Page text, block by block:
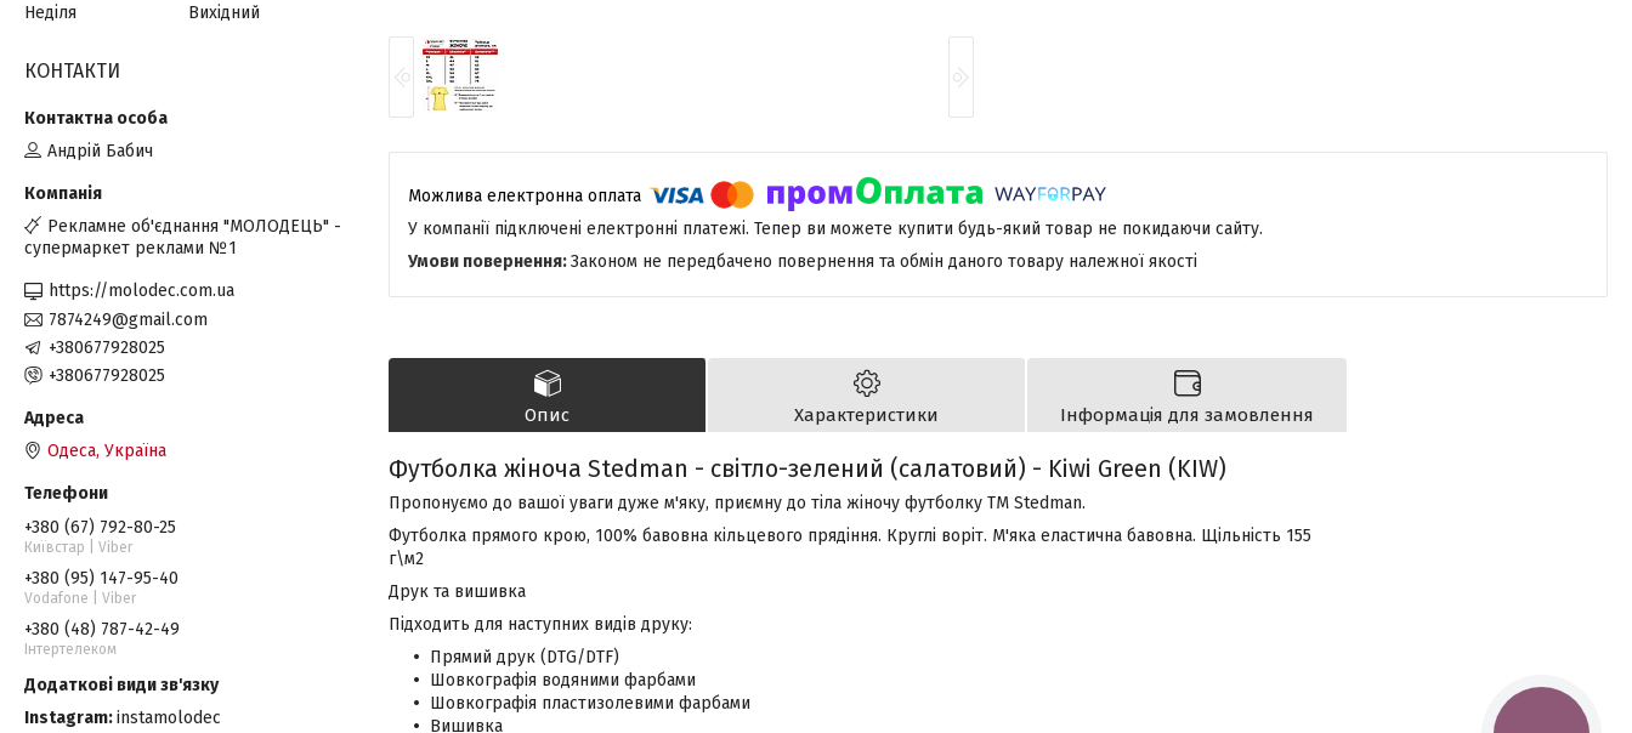
У компанії підключені електронні платежі. Тепер ви можете купити будь-який товар не покидаючи сайту.
Законом не передбачено повернення та обмін даного товару належної якості
Опис Характеристики Інформація для замовлення
Футболка жіноча Stedman - світло-зелений (салатовий) - Kiwi Green (KIW)
Пропонуємо до вашої уваги дуже м'яку, приємну до тіла жіночу футболку TM Stedman.
Футболка прямого крою, 100% бавовна кільцевого прядіння. Круглі воріт. М'яка еластична бавовна. Щільність 155
г\м2
Друк та вишивка
Підходить для наступних видів друку:
Прямий друк (DTG/DTF)
Шовкографія водяними фарбами
Шовкографія пластизолевими фарбами
Вишивка
Неділя
Вихідний
КОНТАКТИ
Андрій Бабич
Рекламне об'єднання "МОЛОДЕЦЬ" -
супермаркет реклами №1
https://molodec.com.ua
7874249@gmail.com
+380677928025
+380677928025
Одеса, Україна
+380 (67) 792-80-25
Київстар | Viber
+380 (95) 147-95-40
Vodafone | Viber
+380 (48) 787-42-49
Інтертелеком
Instagram instamolodec